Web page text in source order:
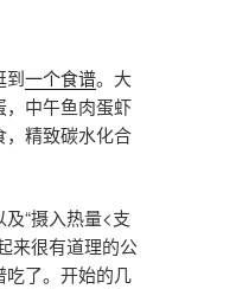
到一个食谱。大
，中午鱼肉蛋虾
，精致碳水化合
“摄入热量<支
来很有道理的公
吃了。开始的几